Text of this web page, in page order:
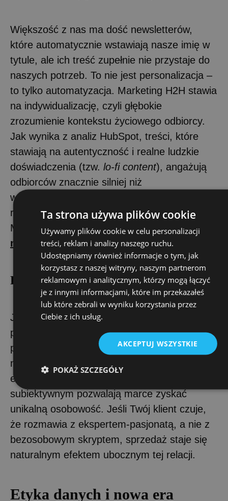
Większość z nas ma dość newsletterów,
które automatycznie wstawiają nasze imię w
tytule, ale ich treść zupełnie nie przystaje do
naszych potrzeb. To nie jest personalizacja –
to tylko automatyzacja. Marketing H2H stawia
na indywidualizację, czyli głębokie
zrozumienie kontekstu życiowego odbiorcy.
Jak wynika z analiz HubSpot, treści, które
stawiają na autentyczność i realne ludzkie
doświadczenia (tzw. lo-fi content), angażują
odbiorców znacznie silniej niż
wysokobudżetowe kampanie (zobacz
raport HubSpot State of
Marketing:hubspot.com/state-of-
marketing).
Rezygnacja z korporacyjnego dystansu
Język, którym posługują się marki, często
przypomina sztywną instrukcję obsługi lub
pismo urzędowe. H2H uczy nas mówić
naturalnie. Skracanie dystansu, używanie
emocjonalnego języka i odwaga do bycia
subiektywnym pozwalają marce zyskać
unikalną osobowość. Jeśli Twój klient czuje,
że rozmawia z ekspertem-pasjonatą, a nie z
bezosobowym skryptem, sprzedaż staje się
naturalnym efektem ubocznym tej relacji.
Etyka danych i nowa era
Ta strona używa plików cookie
Używamy plików cookie w celu personalizacji
treści, reklam i analizy naszego ruchu.
Udostępniamy również informacje o tym, jak
korzystasz z naszej witryny, naszym partnerom
reklamowym i analitycznym, którzy mogą łączyć
je z innymi informacjami, które im przekazałeś
lub które zebrali w wyniku korzystania przez
Ciebie z ich usług.
AKCEPTUJ WSZYSTKIE
POKAŻ SZCZEGÓŁY